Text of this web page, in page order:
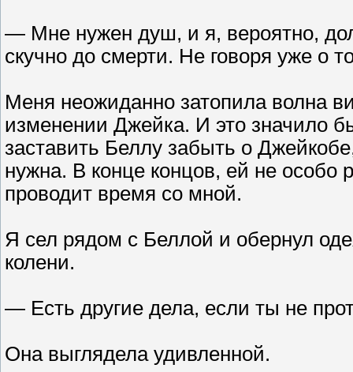
— Мне нужен душ, и я, вероятно,
скучно до смерти. Не говоря уже о
Меня неожиданно затопила волна
изменении Джейка. И это значило
заставить Беллу забыть о
нужна. В конце концов, ей не
проводит время со мной.
Я сел рядом с Беллой и обернул
колени.
— Есть другие дела, если ты не
Она выглядела удивленной.